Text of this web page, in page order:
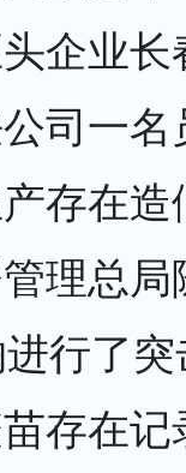
企业长
司一名
存在造
理总局
行了
存在记